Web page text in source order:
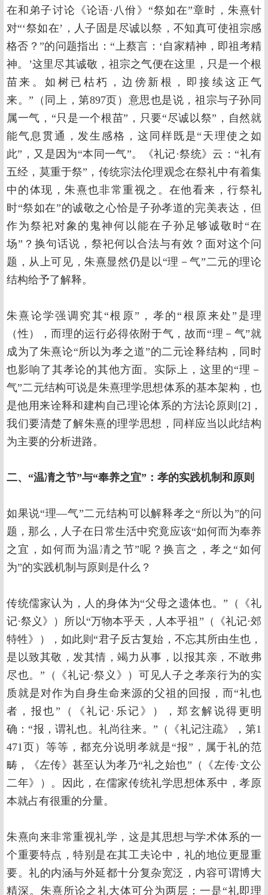
在和弟子讨论《论语·八佾》“祭如在”章时，朱熹针
对“‘祭如在’，人子固是尽诚以祭，不知真可使祖宗感
格否？”的问题指出：“上蔡言：‘自家精神，即祖考精
神。’这里尽其诚敬，祖宗之气便在这里，只是一个根
苗来。如树已枯朽，边傍新根，即接续这正气
来。”（同上，第897页）意思也是说，祖宗与子孙同
属一气，“只是一个根苗”，只要“尽诚以祭”，自然就
能气息贯通，发生感格，这同样既是“天理使之如
此”，又是因为“本同一气”。《礼记·祭统》云：“礼有
五经，莫重于祭”，传统宗法伦理观念在祭礼中有着集
中的体现，朱熹也非常重视之。在他看来，行祭礼
时“祭如在”的诚敬之心恰是子孙孝道的完美表达，但
作为祭祀对象的鬼神何以能在子孙足够诚敬时“在
场”？换句话说，祭祀何以合法与有效？面对这个问
题，从上可见，朱熹显然仍是以“理－气”二元的理论
结构给予了解释。
朱熹论学强调究其“根原”，孝的“根原来处”是理
（性），而理的运行必得依附于气，故而“理－气”就
成为了朱熹论“所以为孝之道”的二元诠释结构，同时
也影响了其孝论的其他方面。实际上，这里的“理－
气”二元结构可说是朱熹理学思想体系的基本架构，也
是他用来诠释和建构自己理论体系的方法论原则[2]，
我们要清楚了解朱熹的理学思想，同样应当以此结构
为主要的分析进路。
二、“温凊之节”与“奉养之宜”：孝的实践机制和原则
如果说“理—气”二元结构可以解释孝之“所以为”的问
题，那么，人子在日常生活中究竟应该“如何而为奉养
之宜，如何而为温凊之节”呢？换言之，孝之“如何
为”的实践机制与原则是什么？
传统儒家认为，人的身体为“父母之遗体也。”（《礼
记·祭义》）所以“万物本乎天，人本乎祖”（《礼记·郊
特牲》），如此则“君子反古复始，不忘其所由生也，
是以致其敬，发其情，竭力从事，以报其亲，不敢弗
尽也。”（《礼记·祭义》）可见人子之孝亲行为的实
质就是对作为自身生命来源的父祖的回报，而“礼也
者，报也”（《礼记·乐记》），郑玄解说得更明
确：“报，谓礼也。礼尚往来。”（《礼记注疏》，第1
471页）等等，都充分说明孝就是“报”，属于礼的范
畴，《左传》甚至认为孝乃“礼之始也”（《左传·文公
二年》）。因此，在儒家传统礼学思想体系中，孝原
本就占有很重的分量。
朱熹向来非常重视礼学，这是其思想与学术体系的一
个重要特点，特别是在其工夫论中，礼的地位更显重
要。礼的内涵与外延都十分复杂宽泛，内容可谓博大
精深。朱熹所论之礼大体可分为两层：一是“礼即理